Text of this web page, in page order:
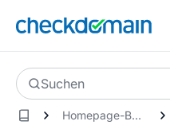
Suchen
Homepage-Baukasten